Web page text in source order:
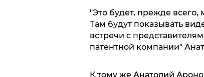
"Это будет, прежде всего,
Там будут показывать
встречи с
патентной компании"
К тому же Анатолий